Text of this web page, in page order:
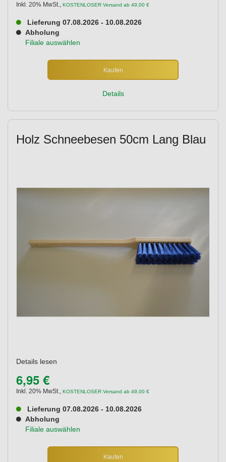
Inkl. 20% MwSt.
KOSTENLOSER Versand ab 49,00 €
Lieferung 07.08.2026 - 10.08.2026
Abholung
Filiale auswählen
Kaufen
Details
Holz Schneebesen 50cm Lang Blau
Details lesen
6,95 €
Inkl. 20% MwSt. KOSTENLOSER Versand ab 49,00 €
Lieferung 07.08.2026 - 10.08.2026
Abholung
Filiale auswählen
Kaufen